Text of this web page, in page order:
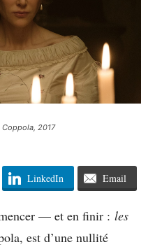
Coppola, 2017
LinkedIn Email
— et en finir : les
est d’une nullité